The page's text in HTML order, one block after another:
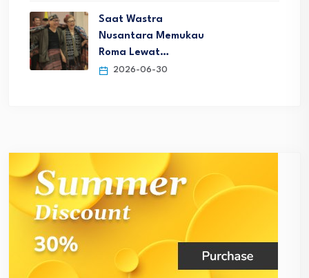
Saat Wastra
Nusantara Memukau
Roma Lewat…
2026-06-30